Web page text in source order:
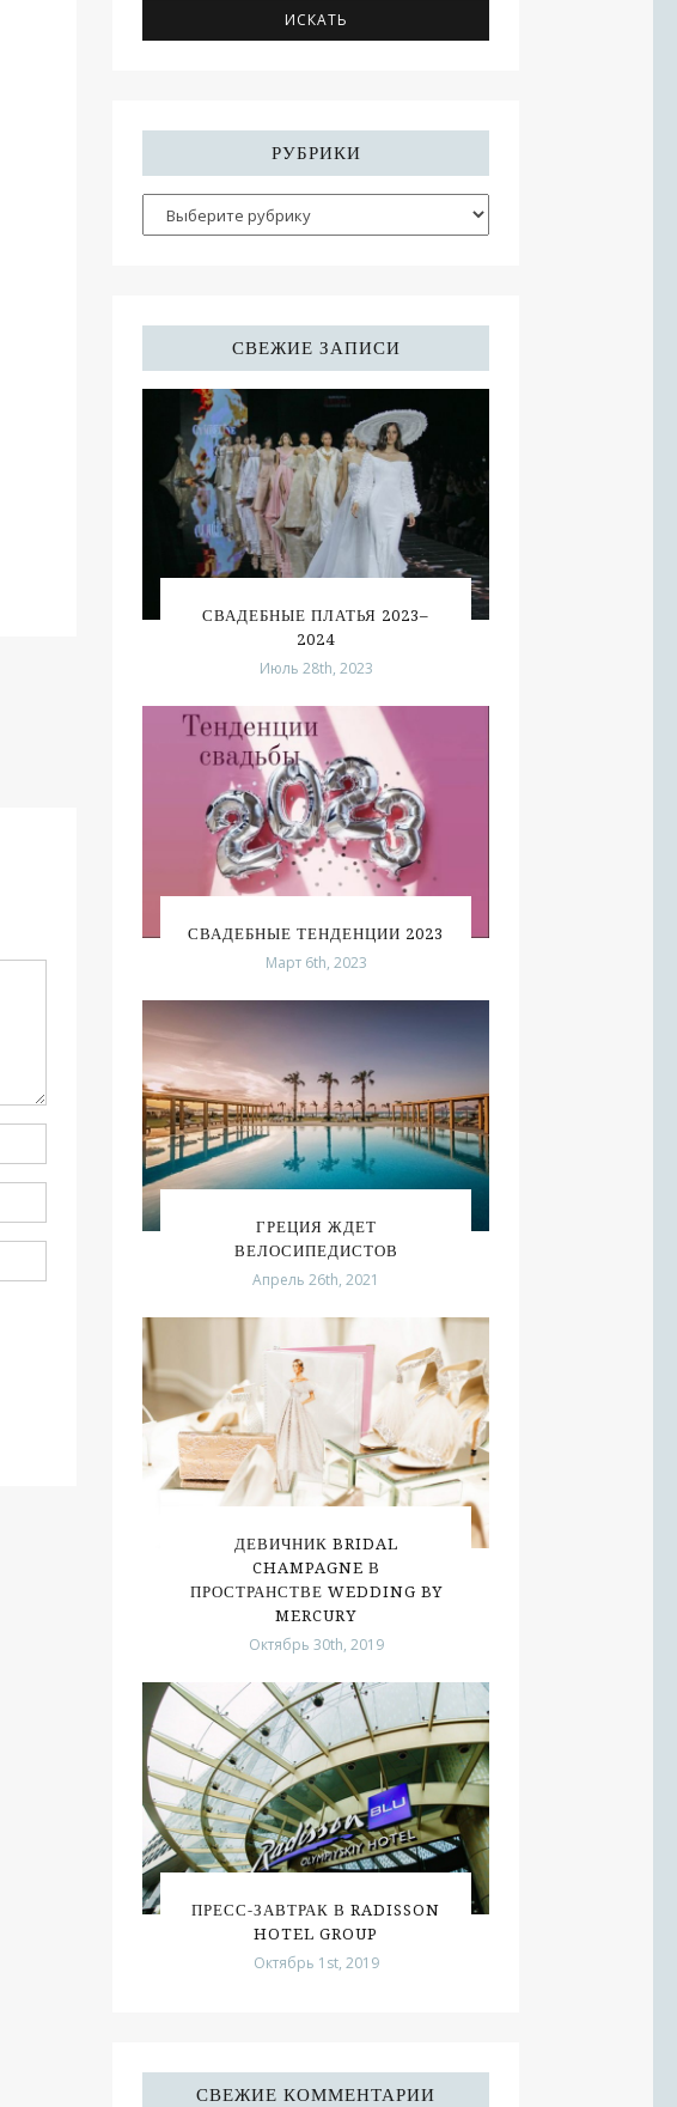
РУБРИКИ
СВЕЖИЕ ЗАПИСИ
СВАДЕБНЫЕ ПЛАТЬЯ 2023–
2024
Июль 28th, 2023
СВАДЕБНЫЕ ТЕНДЕНЦИИ 2023
Март 6th, 2023
ГРЕЦИЯ ЖДЕТ
ВЕЛОСИПЕДИСТОВ
Апрель 26th, 2021
ДЕВИЧНИК BRIDAL
CHAMPAGNE В
ПРОСТРАНСТВЕ WEDDING BY
MERCURY
Октябрь 30th, 2019
ПРЕСС-ЗАВТРАК В RADISSON
HOTEL GROUP
Октябрь 1st, 2019
СВЕЖИЕ КОММЕНТАРИИ